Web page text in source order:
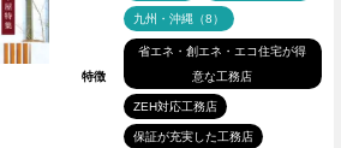
九州・沖縄（8）
特徴
省エネ・創エネ・エコ住宅が得
意な工務店
ZEH対応工務店
保証が充実した工務店